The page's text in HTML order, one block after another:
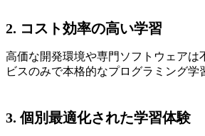
2. コスト効率の高い学習
高価な開発環境や専門ソフトウェアは
ビスのみで本格的なプログラミング学
3. 個別最適化された学習体験